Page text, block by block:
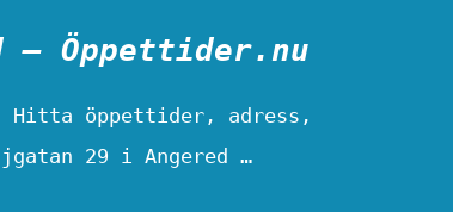
– Öppettider.nu
Hitta öppettider, adress,
29 i Angered …